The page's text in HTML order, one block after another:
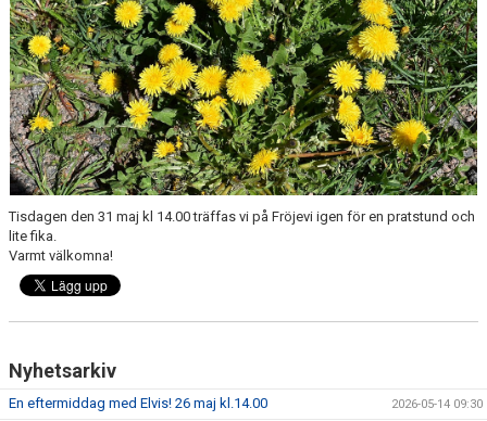
Tisdagen den 31 maj kl 14.00 träffas vi på Fröjevi igen för en pratstund och
lite fika.
Varmt välkomna!
Nyhetsarkiv
En eftermiddag med Elvis! 26 maj kl.14.00 2026-05-14 09:30